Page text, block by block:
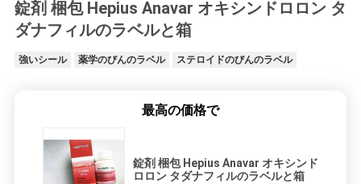
錠剤 梱包 Hepius Anavar オキシンドロロン タ
ダナフィルのラベルと箱
強いシール 薬学のびんのラベル ステロイドのびんのラベル
最高の価格で
錠剤 梱包 Hepius Anavar オキシンド
ロロン タダナフィルのラベルと箱